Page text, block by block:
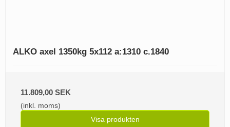
ALKO axel 1350kg 5x112 a:1310 c.1840
11.809,00 SEK
(inkl. moms)
Visa produkten